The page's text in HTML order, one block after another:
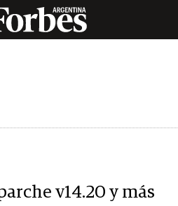
v14.20 y más